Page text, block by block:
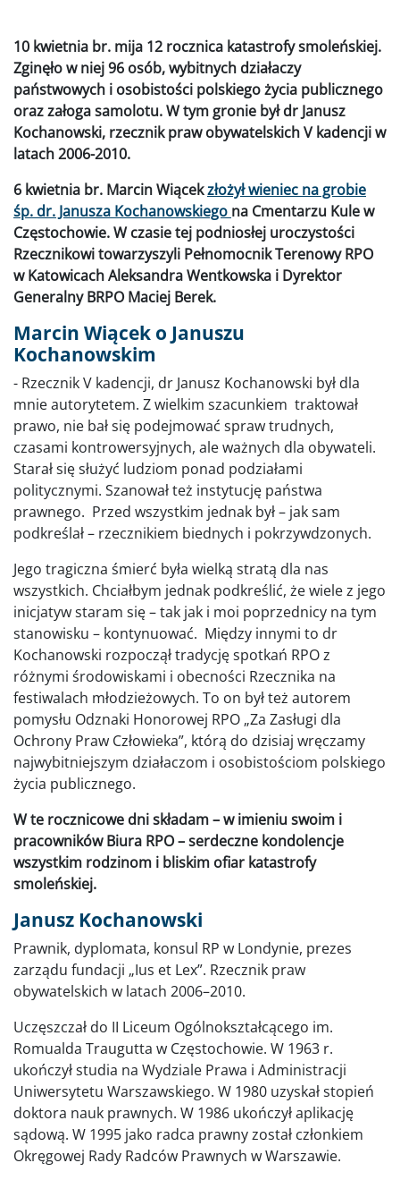
10 kwietnia br. mija 12 rocznica katastrofy smoleńskiej.
Zginęło w niej 96 osób, wybitnych działaczy
państwowych i osobistości polskiego życia publicznego
oraz załoga samolotu. W tym gronie był dr Janusz
Kochanowski, rzecznik praw obywatelskich V kadencji w
latach 2006-2010.
6 kwietnia br. Marcin Wiącekzłożył wieniec na grobie
śp. dr. Janusza Kochanowskiego na Cmentarzu Kule w
Częstochowie. W czasie tej podniosłej uroczystości
Rzecznikowi towarzyszyli Pełnomocnik Terenowy RPO
w Katowicach Aleksandra Wentkowska i Dyrektor
Generalny BRPO Maciej Berek.
Marcin Wiącek o Januszu
Kochanowskim
- Rzecznik V kadencji, dr Janusz Kochanowski był dla
mnie autorytetem. Z wielkim szacunkiem traktował
prawo, nie bał się podejmować spraw trudnych,
czasami kontrowersyjnych, ale ważnych dla obywateli.
Starał się służyć ludziom ponad podziałami
politycznymi. Szanował też instytucję państwa
prawnego. Przed wszystkim jednak był – jak sam
podkreślał – rzecznikiem biednych i pokrzywdzonych.
Jego tragiczna śmierć była wielką stratą dla nas
wszystkich. Chciałbym jednak podkreślić, że wiele z jego
inicjatyw staram się – tak jak i moi poprzednicy na tym
stanowisku – kontynuować. Między innymi to dr
Kochanowski rozpoczął tradycję spotkań RPO z
różnymi środowiskami i obecności Rzecznika na
festiwalach młodzieżowych. To on był też autorem
pomysłu Odznaki Honorowej RPO „Za Zasługi dla
Ochrony Praw Człowieka”, którą do dzisiaj wręczamy
najwybitniejszym działaczom i osobistościom polskiego
życia publicznego.
W te rocznicowe dni składam – w imieniu swoim i
pracowników Biura RPO – serdeczne kondolencje
wszystkim rodzinom i bliskim ofiar katastrofy
smoleńskiej.
Janusz Kochanowski
Prawnik, dyplomata, konsul RP w Londynie, prezes
zarządu fundacji „Ius et Lex”. Rzecznik praw
obywatelskich w latach 2006–2010.
Uczęszczał do II Liceum Ogólnokształcącego im.
Romualda Traugutta w Częstochowie. W 1963 r.
ukończył studia na Wydziale Prawa i Administracji
Uniwersytetu Warszawskiego. W 1980 uzyskał stopień
doktora nauk prawnych. W 1986 ukończył aplikację
sądową. W 1995 jako radca prawny został członkiem
Okręgowej Rady Radców Prawnych w Warszawie.